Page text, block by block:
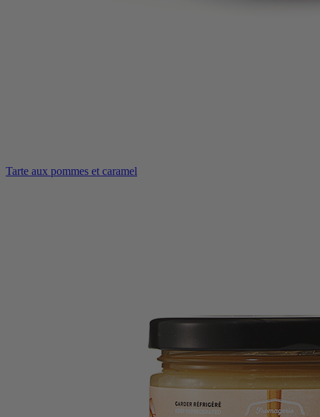
Tarte aux pommes et caramel